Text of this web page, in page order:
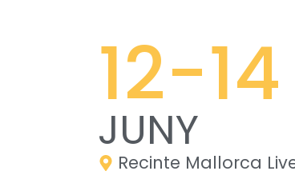
12-14
JUNY
Recinte Mallorca